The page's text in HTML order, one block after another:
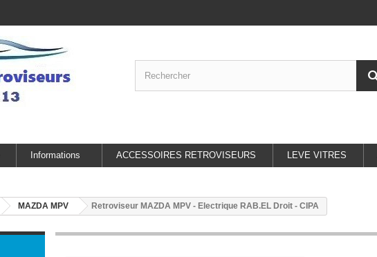
Informations ACCESSOIRES RETROVISEURS LEVE VITRES
MAZDA MPV Retroviseur MAZDA MPV - Electrique RAB.EL Droit - CIPA